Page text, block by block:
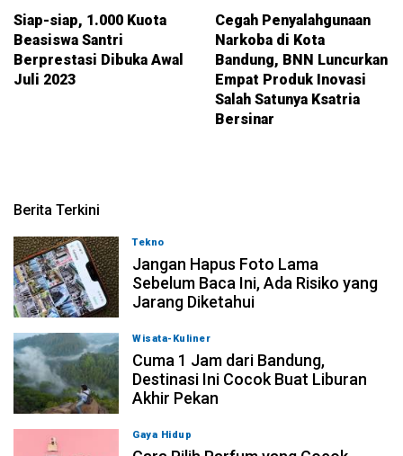
Siap-siap, 1.000 Kuota
Beasiswa Santri
Berprestasi Dibuka Awal
Juli 2023
Cegah Penyalahgunaan
Narkoba di Kota
Bandung, BNN Luncurkan
Empat Produk Inovasi
Salah Satunya Ksatria
Bersinar
Berita Terkini
Tekno
Jangan Hapus Foto Lama
Sebelum Baca Ini, Ada Risiko yang
Jarang Diketahui
Wisata-Kuliner
Cuma 1 Jam dari Bandung,
Destinasi Ini Cocok Buat Liburan
Akhir Pekan
Gaya Hidup